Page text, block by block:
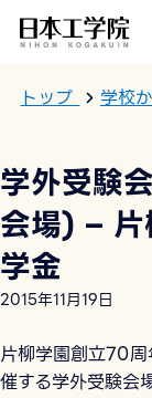
トップ 学校
学外受験
会場) –
学金
2015年11月19日
片柳学園創立70
催する学外受験会